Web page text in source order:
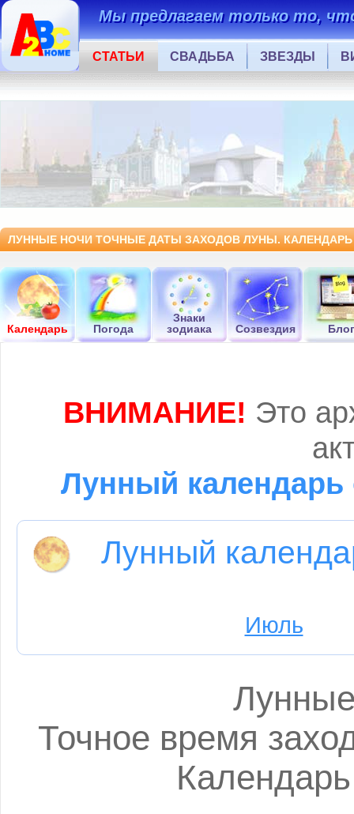
Мы предлагаем только то,
СТАТЬИ СВАДЬБА ЗВЕЗДЫ
ЛУННЫЕ НОЧИ ТОЧНЫЕ ДАТЫ ЗАХОДОВ ЛУНЫ. КАЛЕНДАРЬ
Календарь Погода
Знаки
зодиака
Созвездия Блог
ВНИМАНИЕ! Это
Лунный календарь
Лунный
Июль
Точное время